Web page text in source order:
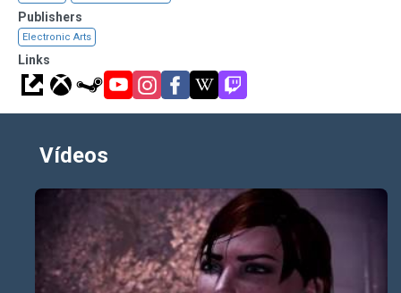
Publishers
Electronic Arts
Links
Vídeos